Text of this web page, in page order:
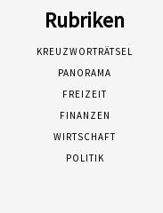
Rubriken
KREUZWORTRÄTSEL
PANORAMA
FREIZEIT
FINANZEN
WIRTSCHAFT
POLITIK